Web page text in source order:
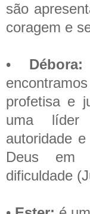
são
coragem e
• Débora:
profetisa e
uma líder
autoridade
Deus em
dificuldade